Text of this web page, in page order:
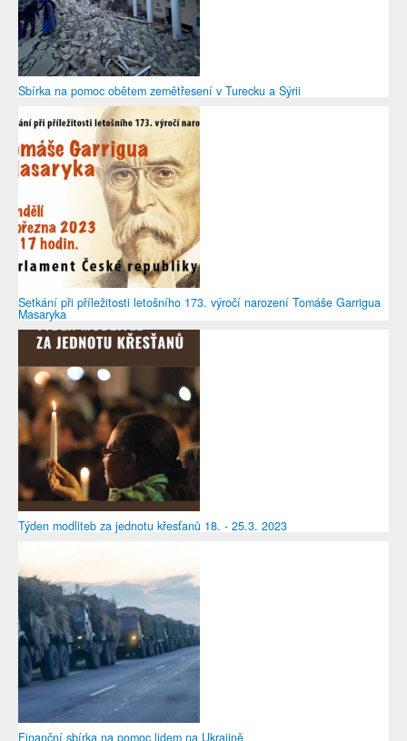
Sbírka na pomoc obětem zemětřesení v Turecku a Sýrii
Setkání při příležitosti letošního 173. výročí narození Tomáše Garrigua
Masaryka
Týden modliteb za jednotu křesťanů 18. - 25.3. 2023
Finanční sbírka na pomoc lidem na Ukrajině